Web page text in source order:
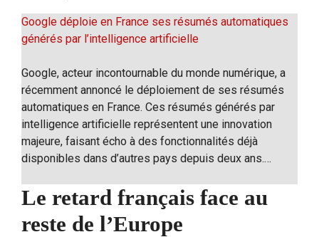
Google déploie en France ses résumés automatiques
générés par l’intelligence artificielle
Google, acteur incontournable du monde numérique, a
récemment annoncé le déploiement de ses résumés
automatiques en France. Ces résumés générés par
intelligence artificielle représentent une innovation
majeure, faisant écho à des fonctionnalités déjà
disponibles dans d’autres pays depuis deux ans.…
Le retard français face au
reste de l’Europe